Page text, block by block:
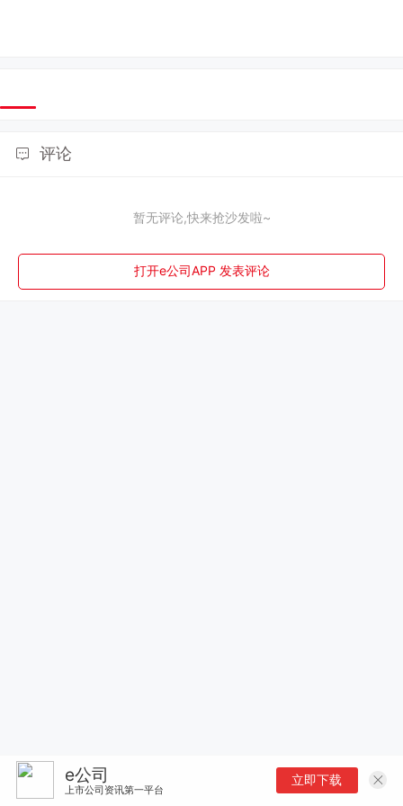
评论
暂无评论,快来抢沙发啦~
打开e公司APP 发表评论
e公司
上市公司资讯第一平台
立即下载